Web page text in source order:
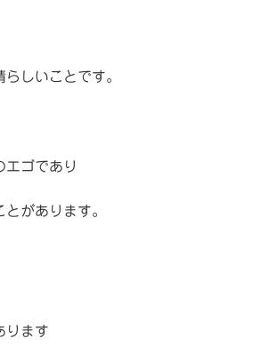
しいことです。
エゴであり
があります。
ります